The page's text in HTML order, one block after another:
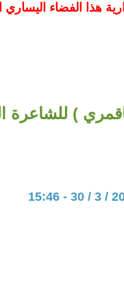
هذا الفضاء اليساري
) للشاعرة